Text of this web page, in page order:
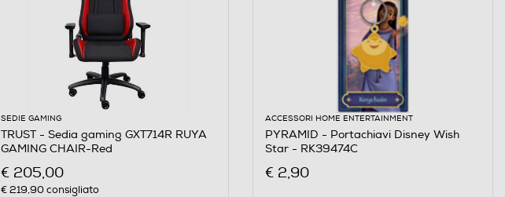
SEDIE GAMING
TRUST - Sedia gaming GXT714R RUYA
GAMING CHAIR-Red
€ 205,00
€ 219,90consigliato
ACCESSORI HOME ENTERTAINMENT
PYRAMID - Portachiavi Disney Wish
Star - RK39474C
€ 2,90